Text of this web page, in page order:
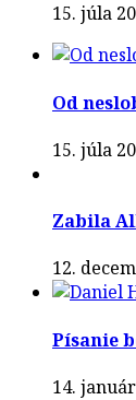
15. júla
Od
15. júla
Zabila
12.
Písanie
14.